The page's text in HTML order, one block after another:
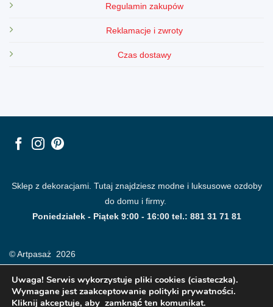
Regulamin zakupów
Reklamacje i zwroty
Czas dostawy
Sklep z dekoracjami. Tutaj znajdziesz modne i luksusowe ozdoby
do domu i firmy.
Poniedziałek - Piątek 9:00 - 16:00 tel.: 881 31 71 81
© Artpasaż 2026
Uwaga! Serwis wykorzystuje pliki cookies (ciasteczka).
Wymagane jest zaakceptowanie polityki prywatności.
Kliknij akceptuje, aby zamknąć ten komunikat.